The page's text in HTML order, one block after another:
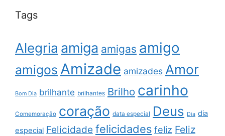
Tags
Alegria amiga amigas amigo
amigos Amizade amizades Amor
Bom Dia brilhante brilhantes Brilho carinho
Comemoração coração data especial Deus Dia dia
especial Felicidade felicidades feliz Feliz